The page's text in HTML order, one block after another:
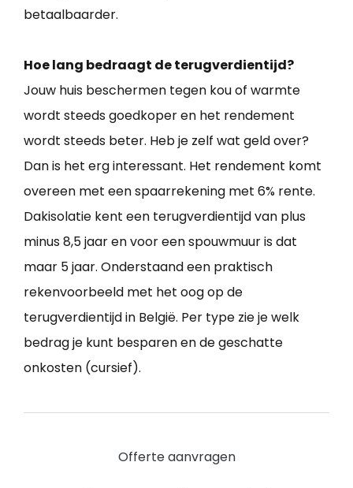
betaalbaarder.
Hoe lang bedraagt de terugverdientijd?
Jouw huis beschermen tegen kou of warmte
wordt steeds goedkoper en het rendement
wordt steeds beter. Heb je zelf wat geld over?
Dan is het erg interessant. Het rendement komt
overeen met een spaarrekening met 6% rente.
Dakisolatie kent een terugverdientijd van plus
minus 8,5 jaar en voor een spouwmuur is dat
maar 5 jaar. Onderstaand een praktisch
rekenvoorbeeld met het oog op de
terugverdientijd in België. Per type zie je welk
bedrag je kunt besparen en de geschatte
onkosten (cursief).
Offerte aanvragen